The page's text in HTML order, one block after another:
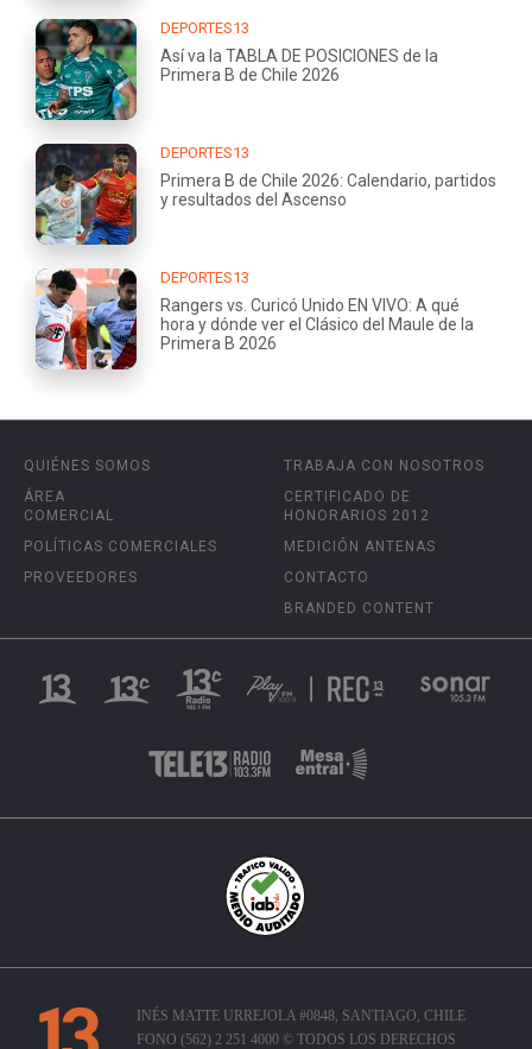
DEPORTES13
Así va la TABLA DE POSICIONES de la
Primera B de Chile 2026
DEPORTES13
Primera B de Chile 2026: Calendario, partidos
y resultados del Ascenso
DEPORTES13
Rangers vs. Curicó Unido EN VIVO: A qué
hora y dónde ver el Clásico del Maule de la
Primera B 2026
QUIÉNES SOMOS
ÁREA
COMERCIAL
POLÍTICAS COMERCIALES
PROVEEDORES
TRABAJA CON NOSOTROS
CERTIFICADO DE
HONORARIOS 2012
MEDICIÓN ANTENAS
CONTACTO
BRANDED CONTENT
INÉS MATTE URREJOLA #0848, SANTIAGO, CHILE
FONO (562) 2 251 4000 © TODOS LOS DERECHOS